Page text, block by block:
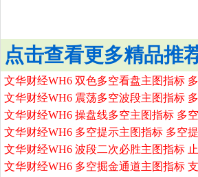
点击查看更多精品推
文华财经WH6 双色多空看盘主图指标
文华财经WH6 震荡多空波段主图指标
文华财经WH6 操盘线多空主图指标 多
文华财经WH6 多空提示主图指标 多空
文华财经WH6 波段二次必胜主图指标
文华财经WH6 多空掘金通道主图指标